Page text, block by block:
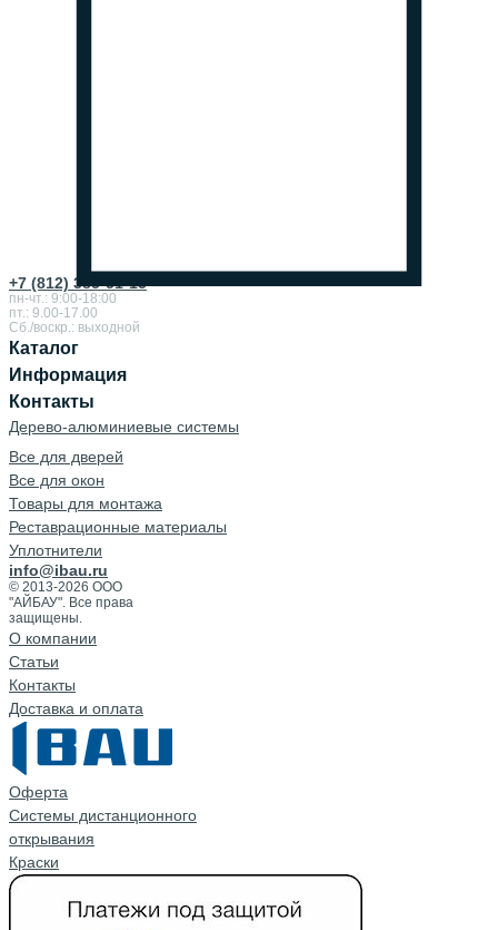
+7 (812) 385-51-15
пн-чт.: 9:00-18:00
пт.: 9.00-17.00
Сб./воскр.: выходной
Каталог
Информация
Контакты
Дерево-алюминиевые системы
Все для дверей
Все для окон
Товары для монтажа
Реставрационные материалы
Уплотнители
info@ibau.ru
© 2013-2026 ООО
"АЙБАУ". Все права
защищены.
О компании
Cтатьи
Контакты
Доставка и оплата
Оферта
Системы дистанционного
открывания
Краски